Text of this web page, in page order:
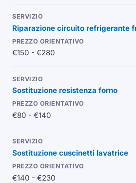
Riparazione circuito refrigerante
€150 - €280
Sostituzione resistenza forno
€80 - €140
Sostituzione cuscinetti lavatrice
€140 - €230